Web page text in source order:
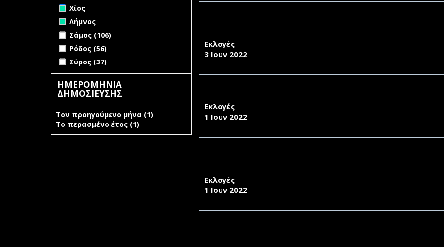
Εκλογές
3 Ιουν 2022
Εκλογές
1 Ιουν 2022
Εκλογές
1 Ιουν 2022
Remove Χίος filter
Χίος
Remove Λήμνος filter
Λήμνος
Apply Σάμος filter
Σάμος (106)
Apply Ρόδος filter
Ρόδος (56)
Apply Σύρος filter
Σύρος (37)
ΗΜΕΡΟΜΗΝΙΑ
ΔΗΜΟΣΙΕΥΣΗΣ
Τον προηγούμενο μήνα (1)
μήνα filter
Το περασμένο έτος (1)
περασμένο